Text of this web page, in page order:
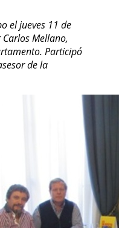
el jueves 11 de
Mellano,
Participó
de la